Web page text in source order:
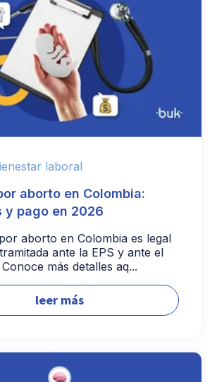
laboral
aborto en Colombia:
y pago en 2026
aborto en Colombia es legal
ante la EPS y ante el
más detalles aq...
leer más